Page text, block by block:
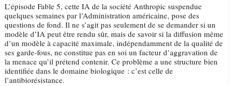
L’épisode Fable 5, cette IA de la société Anthropic suspendue
quelques semaines par l’Administration américaine, pose des
questions de fond. Il ne s’agit pas seulement de se demander si un
modèle d’IA peut être rendu sûr, mais de savoir si la diffusion même
d’un modèle à capacité maximale, indépendamment de la qualité de
ses garde-fous, ne constitue pas en soi un facteur d’aggravation de
la menace qu’il prétend contenir. Ce problème a une structure bien
identifiée dans le domaine biologique : c’est celle de
l’antibiorésistance.